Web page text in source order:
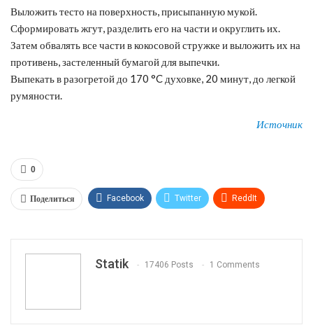
Выложить тесто на поверхность, присыпанную мукой.
Сформировать жгут, разделить его на части и округлить их.
Затем обвалять все части в кокосовой стружке и выложить их на
противень, застеленный бумагой для выпечки.
Выпекать в разогретой до 170 °C духовке, 20 минут, до легкой
румяности.
Источник
0
Поделиться Facebook Twitter ReddIt
Statik 17406 Posts 1 Comments